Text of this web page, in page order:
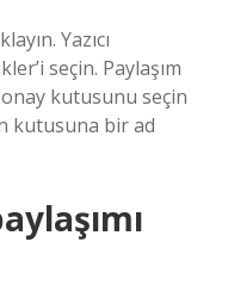
Yazıcı
seçin. Paylaşım
onay kutusunu seçin
kutusuna bir ad